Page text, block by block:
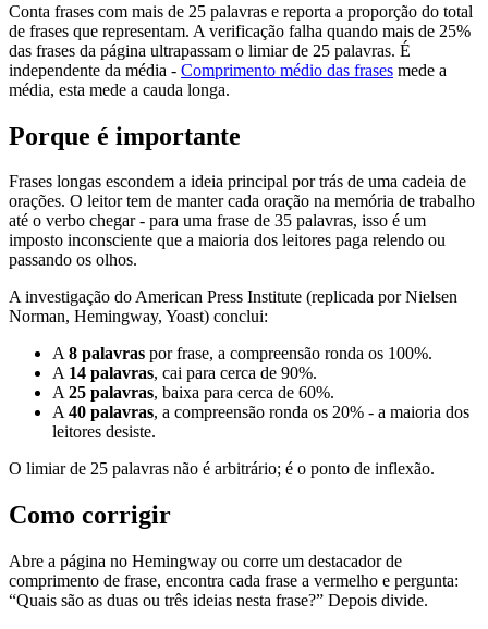
Conta frases com mais de 25 palavras e reporta a proporção do total
de frases que representam. A verificação falha quando mais de 25%
das frases da página ultrapassam o limiar de 25 palavras. É
independente da média - Comprimento médio das frases mede a
média, esta mede a cauda longa.
Porque é importante
Frases longas escondem a ideia principal por trás de uma cadeia de
orações. O leitor tem de manter cada oração na memória de trabalho
até o verbo chegar - para uma frase de 35 palavras, isso é um
imposto inconsciente que a maioria dos leitores paga relendo ou
passando os olhos.
A investigação do American Press Institute (replicada por Nielsen
Norman, Hemingway, Yoast) conclui:
A8 palavras por frase, a compreensão ronda os 100%.
A 14 palavras, cai para cerca de 90%.
A25 palavras, baixa para cerca de 60%.
A40 palavras, a compreensão ronda os 20% - a maioria dos
leitores desiste.
O limiar de 25 palavras não é arbitrário; é o ponto de inflexão.
Como corrigir
Abre a página no Hemingway ou corre um destacador de
comprimento de frase, encontra cada frase a vermelho e pergunta:
“Quais são as duas ou três ideias nesta frase?” Depois divide.